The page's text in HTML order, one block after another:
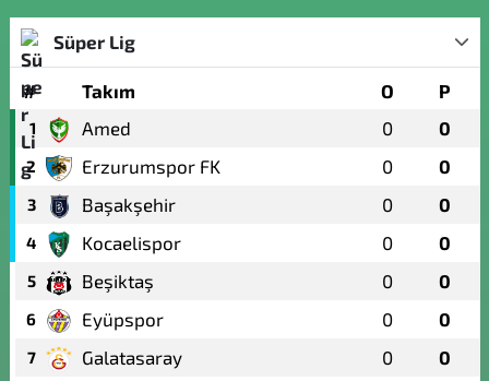
Süper Lig
# Takım O P
1 Amed 0 0
2 Erzurumspor FK 0 0
3 Başakşehir 0 0
4 Kocaelispor 0 0
5 Beşiktaş 0 0
6 Eyüpspor 0 0
7 Galatasaray 0 0